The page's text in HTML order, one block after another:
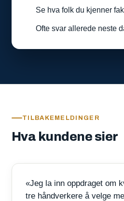
Se hva folk du kjenner
Ofte svar allerede neste
TILBAKEMELDINGER
Hva kundene sier
«Jeg la inn oppdraget om
tre håndverkere å velge